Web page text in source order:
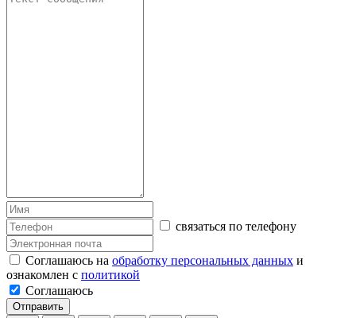
связаться по телефону
Соглашаюсь на обработку персональных данных и
ознакомлен с политикой
Соглашаюсь
Отправить